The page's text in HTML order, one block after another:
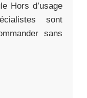
Hors d’usage
sont
sans